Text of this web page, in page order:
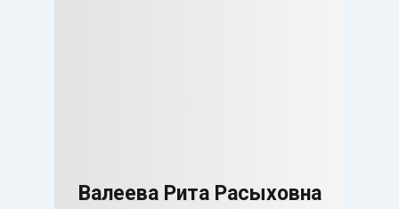
Валеева Рита Расыховна